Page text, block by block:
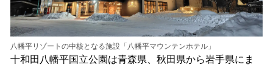
八幡平リゾートの中核となる施設「八幡平マウンテンホテル」
十和田八幡平国立公園は青森県、秋田県から岩手県にま